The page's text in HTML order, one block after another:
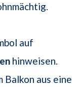
auf
hinweisen.
Balkon aus eine